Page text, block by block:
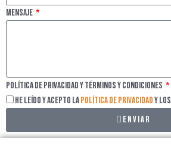
Mensaje
Política de privacidad y Términos y Condiciones
He leído y acepto laPolítica de privacidady los
Enviar